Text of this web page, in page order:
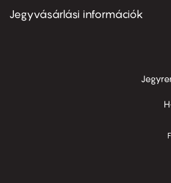
second
Jegyvásárlási információk